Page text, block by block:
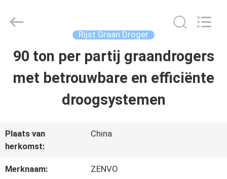
HUIS
PRODUCTEN
ONGEVEER
ONS
TECHNOLOGY
Rights
Rijst Graan Droger
90 ton per partij graandrogers
met betrouwbare en efficiënte
droogsystemen
Plaats van
herkomst:
China
Merknaam: ZENVO